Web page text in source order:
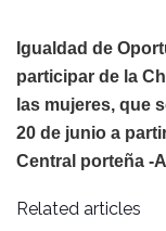
Igualdad de
participar de la
las mujeres, que
20 de junio a
Central porteña -
Related articles